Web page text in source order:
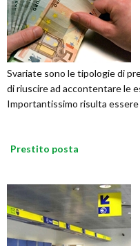
Svariate sono le tipologie di
di riuscire ad accontentare le
Importantissimo risulta
Prestito posta